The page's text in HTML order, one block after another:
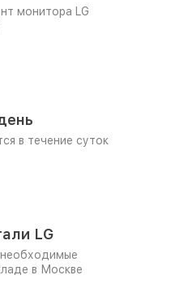
монитора LG
в течение суток
LG
в Москве